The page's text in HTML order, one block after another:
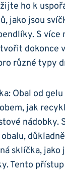
ho k
jako jsou
S více
dokonce
různé typy
Obal od
jak
nádobky.
sklíčka, jako
Tento